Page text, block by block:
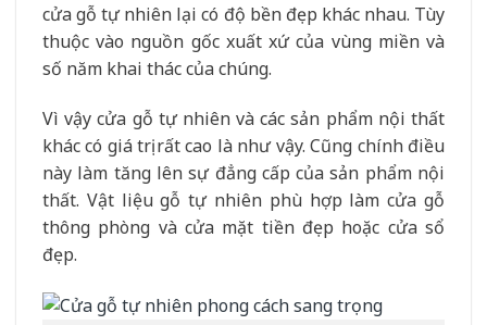
cửa gỗ tự nhiên lại có độ bền đẹp khác nhau. Tùy
thuộc vào nguồn gốc xuất xứ của vùng miền và
số năm khai thác của chúng.
Vì vậy cửa gỗ tự nhiên và các sản phẩm nội thất
khác có giá trị rất cao là như vậy. Cũng chính điều
này làm tăng lên sự đẳng cấp của sản phẩm nội
thất. Vật liệu gỗ tự nhiên phù hợp làm cửa gỗ
thông phòng và cửa mặt tiền đẹp hoặc cửa sổ
đẹp.